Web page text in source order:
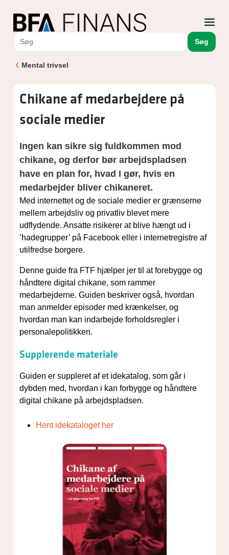
Søg
Mental trivsel
Chikane af medarbejdere på
sociale medier
Ingen kan sikre sig fuldkommen mod
chikane, og derfor bør arbejdspladsen
have en plan for, hvad I gør, hvis en
medarbejder bliver chikaneret.
Med internettet og de sociale medier er grænserne
mellem arbejdsliv og privatliv blevet mere
udflydende. Ansatte risikerer at blive hængt ud i
’hadegrupper’ på Facebook eller i internetregistre af
utilfredse borgere.
Denne guide fra FTF hjælper jer til at forebygge og
håndtere digital chikane, som rammer
medarbejderne. Guiden beskriver også, hvordan
man anmelder episoder med krænkelser, og
hvordan man kan indarbejde forholdsregler i
personalepolitikken.
Supplerende materiale
Guiden er suppleret af et idekatalog, som går i
dybden med, hvordan i kan forbygge og håndtere
digital chikane på arbejdspladsen.
Hent idekataloget her